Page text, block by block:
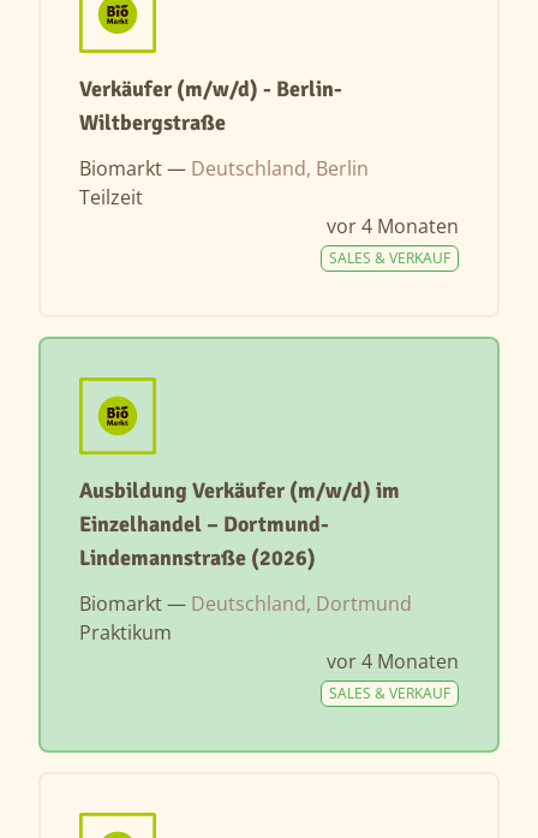
Verkäufer (m/w/d) - Berlin-
Wiltbergstraße
Biomarkt — Deutschland, Berlin
Teilzeit
vor 4 Monaten
SALES & VERKAUF
Ausbildung Verkäufer (m/w/d) im
Einzelhandel – Dortmund-
Lindemannstraße (2026)
Biomarkt — Deutschland, Dortmund
Praktikum
vor 4 Monaten
SALES & VERKAUF